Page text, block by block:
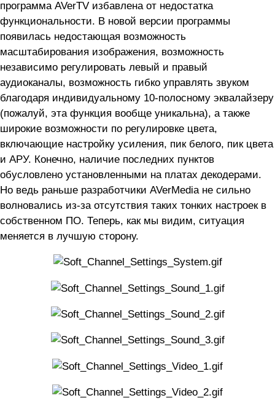
программа AVerTV избавлена от недостатка
функциональности. В новой версии программы
появилась недостающая возможность
масштабирования изображения, возможность
независимо регулировать левый и правый
аудиоканалы, возможность гибко управлять звуком
благодаря индивидуальному 10-полосному эквалайзеру
(пожалуй, эта функция вообще уникальна), а также
широкие возможности по регулировке цвета,
включающие настройку усиления, пик белого, пик цвета
и АРУ. Конечно, наличие последних пунктов
обусловлено установленными на платах декодерами.
Но ведь раньше разработчики AVerMedia не сильно
волновались из-за отсутствия таких тонких настроек в
собственном ПО. Теперь, как мы видим, ситуация
меняется в лучшую сторону.